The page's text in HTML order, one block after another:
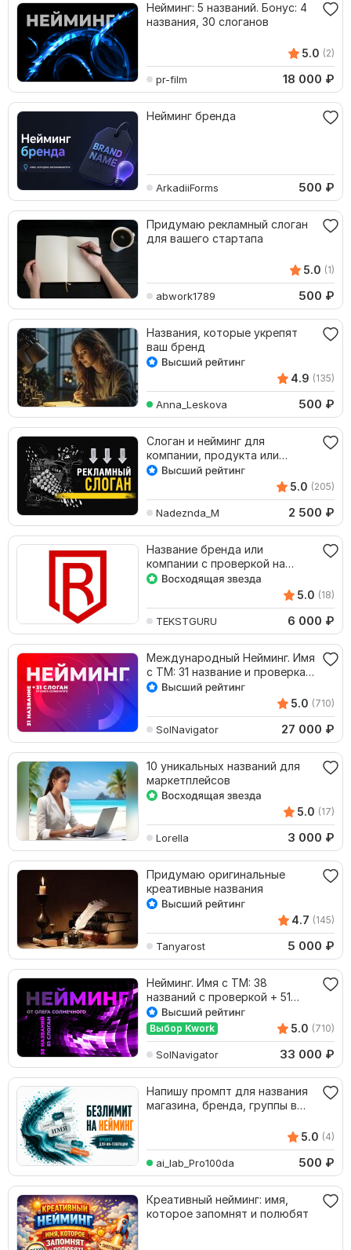
Нейминг: 5 названий. Бонус: 4
названия, 30 слоганов
5.0 (2)
pr-film 18 000 ₽
Нейминг бренда
ArkadiiForms 500 ₽
Придумаю рекламный слоган
для вашего стартапа
5.0 (1)
abwork1789 500 ₽
Названия, которые укрепят
ваш бренд
4.9 (135)
Anna_Leskova 500 ₽
Слоган и нейминг для
компании, продукта или
услуги
5.0 (205)
Nadeznda_M 2 500 ₽
Название бренда или
компании с проверкой на
патентную чистоту
5.0 (18)
TEKSTGURU 6 000 ₽
Международный Нейминг. Имя
с ТМ: 31 название и проверка +
31 слоган
5.0 (710)
SolNavigator 27 000 ₽
10 уникальных названий для
маркетплейсов
5.0 (17)
Lorella 3 000 ₽
Придумаю оригинальные
креативные названия
4.7 (145)
Tanyarost 5 000 ₽
Нейминг. Имя с ТМ: 38
названий c проверкoй + 51
слоган
Выбор Kwork 5.0 (710)
SolNavigator 33 000 ₽
Напишу промпт для названия
магазина, бренда, группы в
5.0 (4)
ai_lab_Pro100da 500 ₽
Креативный нейминг: имя,
которое запомнят и полюбят